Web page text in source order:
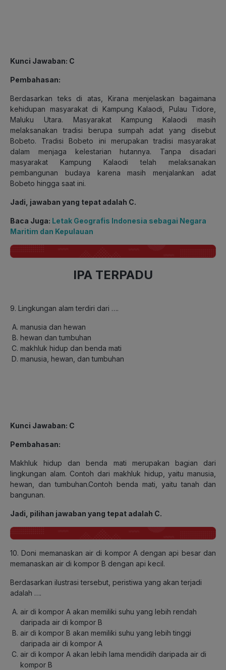
Kunci Jawaban: C
Pembahasan:
Berdasarkan teks di atas, Kirana menjelaskan bagaimana
kehidupan masyarakat di Kampung Kalaodi, Pulau Tidore,
Maluku Utara. Masyarakat Kampung Kalaodi masih
melaksanakan tradisi berupa sumpah adat yang disebut
Bobeto. Tradisi Bobeto ini merupakan tradisi masyarakat
dalam menjaga kelestarian hutannya. Tanpa disadari
masyarakat Kampung Kalaodi telah melaksanakan
pembangunan budaya karena masih menjalankan adat
Bobeto hingga saat ini.
Jadi, jawaban yang tepat adalah C.
Baca Juga: Letak Geografis Indonesia sebagai Negara
Maritim dan Kepulauan
IPA TERPADU
9. Lingkungan alam terdiri dari ….
manusia dan hewan
hewan dan tumbuhan
makhluk hidup dan benda mati
manusia, hewan, dan tumbuhan
Kunci Jawaban: C
Pembahasan:
Makhluk hidup dan benda mati merupakan bagian dari
lingkungan alam. Contoh dari makhluk hidup, yaitu manusia,
hewan, dan tumbuhan.Contoh benda mati, yaitu tanah dan
bangunan.
Jadi, pilihan jawaban yang tepat adalah C.
10. Doni memanaskan air di kompor A dengan api besar dan
memanaskan air di kompor B dengan api kecil.
Berdasarkan ilustrasi tersebut, peristiwa yang akan terjadi
adalah ….
air di kompor A akan memiliki suhu yang lebih rendah
daripada air di kompor B
air di kompor B akan memiliki suhu yang lebih tinggi
daripada air di kompor A
air di kompor A akan lebih lama mendidih daripada air di
kompor B